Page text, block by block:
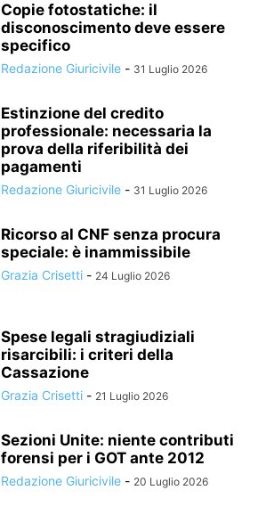
Copie fotostatiche: il
disconoscimento deve essere
specifico
Redazione Giuricivile - 31 Luglio 2026
Estinzione del credito
professionale: necessaria la
prova della riferibilità dei
pagamenti
Redazione Giuricivile - 31 Luglio 2026
Ricorso al CNF senza procura
speciale: è inammissibile
Grazia Crisetti - 24 Luglio 2026
Spese legali stragiudiziali
risarcibili: i criteri della
Cassazione
Grazia Crisetti - 21 Luglio 2026
Sezioni Unite: niente contributi
forensi per i GOT ante 2012
Redazione Giuricivile - 20 Luglio 2026